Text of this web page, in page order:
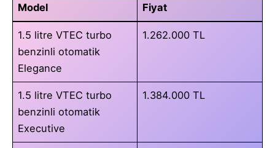
Model Fiyat
1.5 litre VTEC turbo
benzinli otomatik
Elegance
1.262.000 TL
1.5 litre VTEC turbo
benzinli otomatik
Executive
1.384.000 TL